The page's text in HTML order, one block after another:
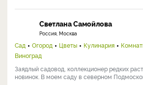
Светлана Самойлова
Россия, Москва
Сад Огород Цветы Кулинария
Виноград
Заядлый садовод, коллекционер редких
новинок. В моем саду в северном